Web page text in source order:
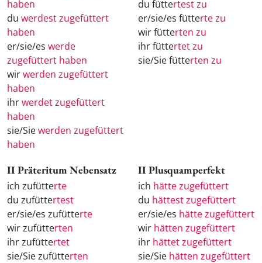
haben
du werdest zugefüttert
haben
er/sie/es werde
zugefüttert haben
wirwerden zugefüttert
haben
ihrwerdet zugefüttert
haben
sie/Siewerden zugefüttert
haben
du füttertest zu
er/sie/es fütterte zu
wir fütterten zu
ihr füttertet zu
sie/Sie fütterten zu
II Präteritum Nebensatz
ich zufütterte
du zufüttertest
er/sie/es zufütterte
wir zufütterten
ihr zufüttertet
sie/Sie zufütterten
II Plusquamperfekt
ich hätte zugefüttert
du hättest zugefüttert
er/sie/es hätte zugefüttert
wir hätten zugefüttert
ihr hättet zugefüttert
sie/Sie hätten zugefüttert